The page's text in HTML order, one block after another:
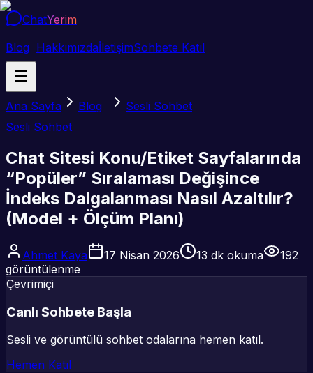
ChatYerim
Blog HakkımızdaİletişimSohbete Katıl
Ana Sayfa Blog
Sesli Sohbet
Sesli Sohbet
Chat Sitesi Konu/Etiket Sayfalarında
“Popüler” Sıralaması Değişince
İndeks Dalgalanması Nasıl Azaltılır?
(Model + Ölçüm Planı)
Ahmet Kaya 17 Nisan 2026 13 dk okuma
192
görüntülenme
Çevrimiçi
Canlı Sohbete Başla
Sesli ve görüntülü sohbet odalarına hemen katıl.
Hemen Katıl